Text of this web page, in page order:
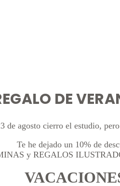
DE
de agosto cierro el estudio,
Te he dejado un 10% de
y REGALOS